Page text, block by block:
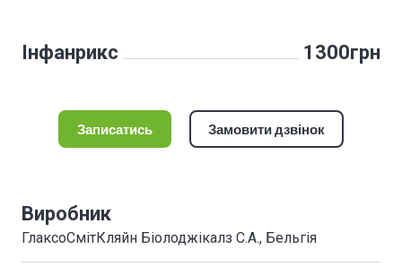
Інфанрикс 1300грн
Записатись Замовити дзвінок
Виробник
ГлаксоСмітКляйн Біолоджікалз С.А., Бельгія